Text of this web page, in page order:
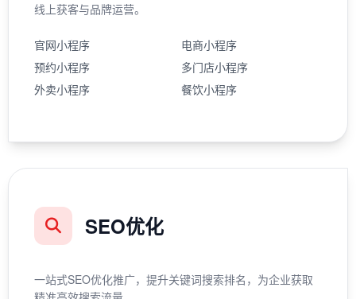
线上获客与品牌运营。
官网小程序
电商小程序
预约小程序
多门店小程序
外卖小程序
餐饮小程序
SEO优化
一站式SEO优化推广，提升关键词搜索排名，为企业获取